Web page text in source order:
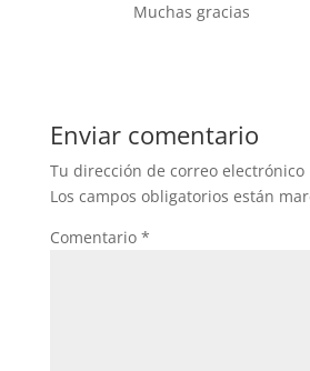
Muchas gracias
Enviar comentario
Tu dirección de correo
Los campos obligatorios están
Comentario *